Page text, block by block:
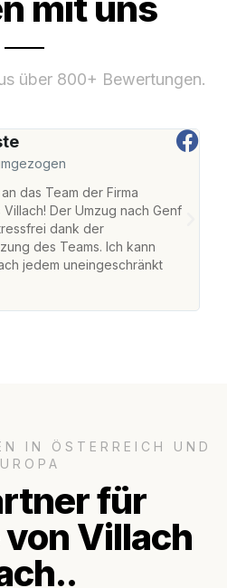
über 800+ Bewertungen.
das Team der Firma
Der Umzug nach Genf
dank der
des Teams. Ich kann
jedem uneingeschränkt
IN ÖSTERREICH UND
für
Villach